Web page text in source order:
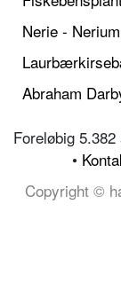
Nerie -
Abraham
Foreløbig
•
Copyright ©